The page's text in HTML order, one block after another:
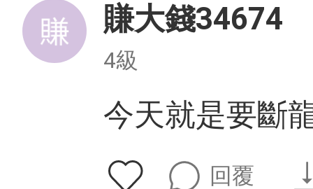
賺大錢34674
4級
今天就是要斷
回覆